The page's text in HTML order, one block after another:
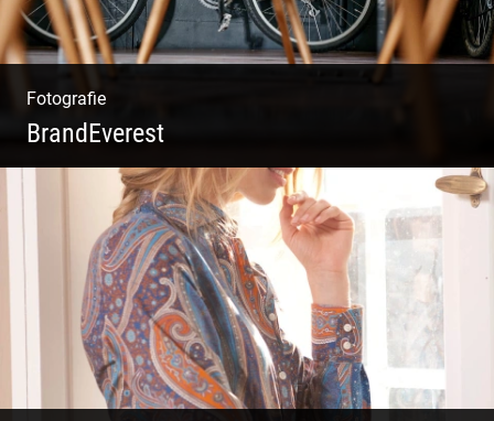
Fotografie
BrandEverest
Kommunikationsfotografie | Branding mit
Bildwelten | Markenerlebnisse | Corporate
Design